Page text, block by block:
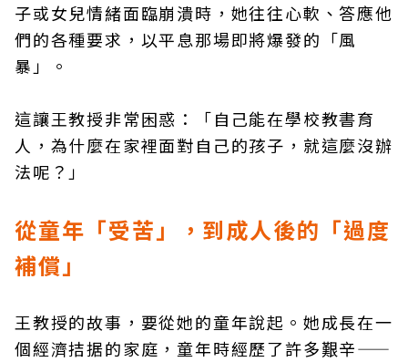
子或女兒情緒面臨崩潰時，她往往心軟、答應他
們的各種要求，以平息那場即將爆發的「風
暴」。
這讓王教授非常困惑：「自己能在學校教書育
人，為什麼在家裡面對自己的孩子，就這麼沒辦
法呢？」
從童年「受苦」，到成人後的「過度
補償」
王教授的故事，要從她的童年說起。她成長在一
個經濟拮据的家庭，童年時經歷了許多艱辛——